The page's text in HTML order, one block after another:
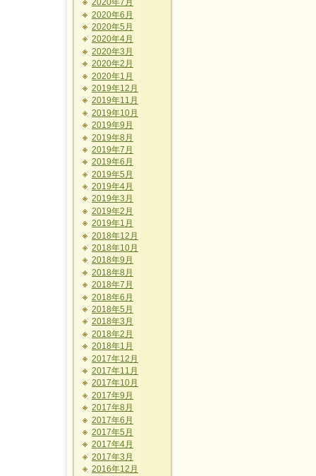
2020年7月
2020年6月
2020年5月
2020年4月
2020年3月
2020年2月
2020年1月
2019年12月
2019年11月
2019年10月
2019年9月
2019年8月
2019年7月
2019年6月
2019年5月
2019年4月
2019年3月
2019年2月
2019年1月
2018年12月
2018年10月
2018年9月
2018年8月
2018年7月
2018年6月
2018年5月
2018年3月
2018年2月
2018年1月
2017年12月
2017年11月
2017年10月
2017年9月
2017年8月
2017年6月
2017年5月
2017年4月
2017年3月
2016年12月